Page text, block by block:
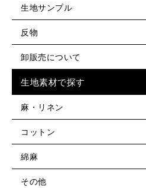
生地サンプル
反物
卸販売について
生地素材で探す
麻・リネン
コットン
綿麻
その他